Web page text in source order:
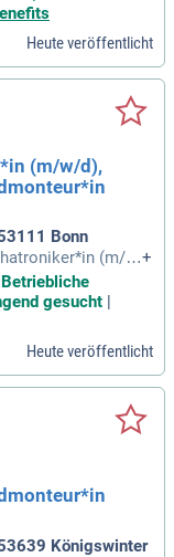
Fahrrädern und E
Arbeitsplat
bis 3.500 Euro
und attraktive Ben
identifizier
Werde Tei
Leidenschaft fü
ein!
Heute veröffentlicht
(m/w/d),
Bonn
(m/
Bonn. In unser
för
Zu Ihren Aufg
Vollzeitstelle (3
Voraussetzung is
in E-Bike-
einem unbef
die
+
gesucht
Heute veröffentlicht
Königswinter